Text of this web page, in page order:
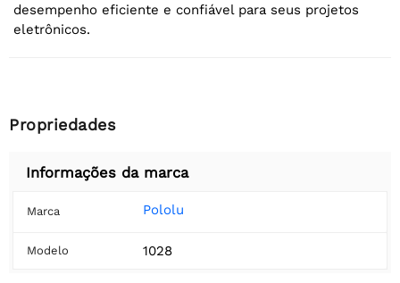
desempenho eficiente e confiável para seus projetos
eletrônicos.
Propriedades
Informações da marca
Marca Pololu
Modelo 1028